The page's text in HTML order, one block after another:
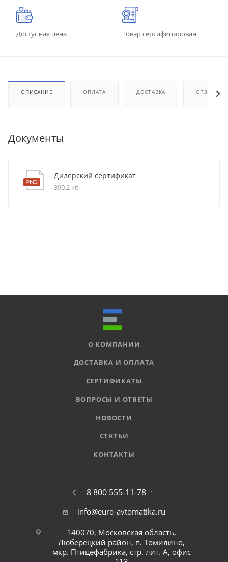
Доступная цена Товар сертифицирован
ОПИСАНИЕ ОПЛАТА ДОСТАВКА ОТЗЫВЫ
Документы
Дилерский сертификат
390,2 кб
О КОМПАНИИ
ДОСТАВКА И ОПЛАТА
СЕРТИФИКАТЫ
ВОПРОСЫ И ОТВЕТЫ
НОВОСТИ
СТАТЬИ
КОНТАКТЫ
8 800 555-11-78
info@euro-avtomatika.ru
140070, Московская область,
Люберецкий район, п. Томилино,
мкр. Птицефабрика, стр. лит. А, офис